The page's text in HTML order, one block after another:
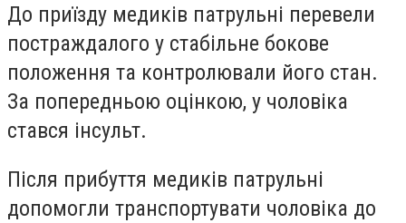
До приїзду медиків патрульні перевели
постраждалого у стабільне бокове
положення та контролювали його стан.
За попередньою оцінкою, у чоловіка
стався інсульт.
Після прибуття медиків патрульні
допомогли транспортувати чоловіка до